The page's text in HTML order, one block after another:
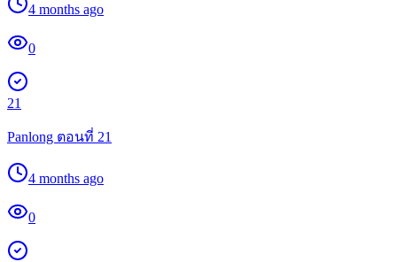
4 months ago
0
21
Panlong ตอนที่ 21
4 months ago
0